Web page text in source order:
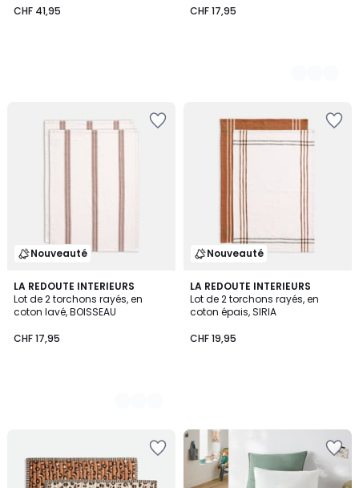
CHF 41,95
CHF 17,95
Nouveauté
LA REDOUTE INTERIEURS
Lot de 2 torchons rayés, en
coton lavé, BOISSEAU
CHF 17,95
2
Couleurs
Nouveauté
LA REDOUTE INTERIEURS
Lot de 2 torchons rayés, en
coton épais, SIRIA
CHF 19,95